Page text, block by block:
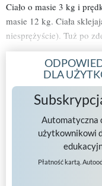
Ciało o masie 3 kg i
masie 12 kg. Ciała
niesprężyście). Tuż po
DLA
Automatyczna
użytkownikowi
Płatność kartą.